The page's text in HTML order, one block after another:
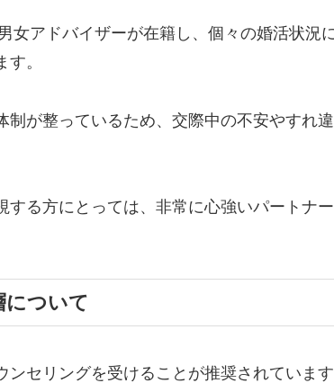
女アドバイザーが在籍し、個々の婚活状況
。
が整っているため、交際中の不安やすれ
る方にとっては、非常に心強いパートナ
について
セリングを受けることが推奨されています